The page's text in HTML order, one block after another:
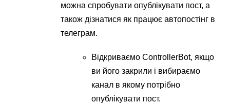
можна спробувати опублікувати пост, а
також дізнатися як працює автопостінг в
телеграм.
Відкриваємо ControllerBot, якщо
ви його закрили і вибираємо
канал в якому потрібно
опублікувати пост.